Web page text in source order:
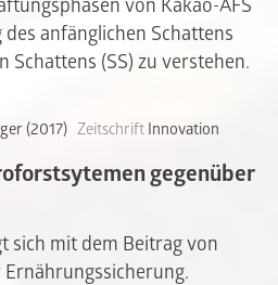
von Kakao-AFS
anfänglichen Schattens
Schattens (SS) zu verstehen.
(2017) Zeitschrift Innovation
gegenüber
sich mit dem Beitrag von